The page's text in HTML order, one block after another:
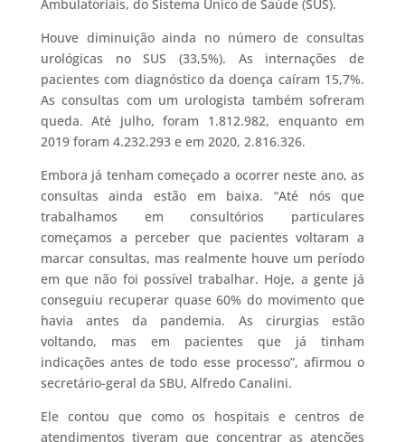
Ambulatoriais, do Sistema Único de Saúde (SUS).
Houve diminuição ainda no número de consultas
urológicas no SUS (33,5%). As internações de
pacientes com diagnóstico da doença caíram 15,7%.
As consultas com um urologista também sofreram
queda. Até julho, foram 1.812.982, enquanto em
2019 foram 4.232.293 e em 2020, 2.816.326.
Embora já tenham começado a ocorrer neste ano, as
consultas ainda estão em baixa. “Até nós que
trabalhamos em consultórios particulares
começamos a perceber que pacientes voltaram a
marcar consultas, mas realmente houve um período
em que não foi possível trabalhar. Hoje, a gente já
conseguiu recuperar quase 60% do movimento que
havia antes da pandemia. As cirurgias estão
voltando, mas em pacientes que já tinham
indicações antes de todo esse processo”, afirmou o
secretário-geral da SBU, Alfredo Canalini.
Ele contou que como os hospitais e centros de
atendimentos tiveram que concentrar as atenções